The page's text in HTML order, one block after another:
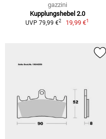
gazzini
Kupplungshebel 2.0
UVP 79,99 €2 19,99 €1